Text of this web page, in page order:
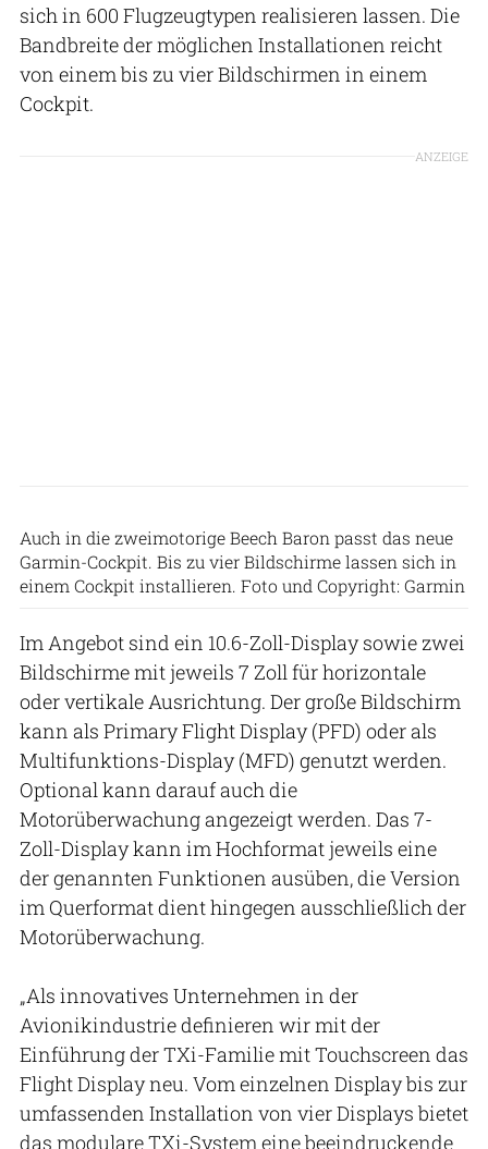
sich in 600 Flugzeugtypen realisieren lassen. Die
Bandbreite der möglichen Installationen reicht
von einem bis zu vier Bildschirmen in einem
Cockpit.
ANZEIGE
Auch in die zweimotorige Beech Baron passt das neue
Garmin-Cockpit. Bis zu vier Bildschirme lassen sich in
einem Cockpit installieren. Foto und Copyright: Garmin
Im Angebot sind ein 10.6-Zoll-Display sowie zwei
Bildschirme mit jeweils 7 Zoll für horizontale
oder vertikale Ausrichtung. Der große Bildschirm
kann als Primary Flight Display (PFD) oder als
Multifunktions-Display (MFD) genutzt werden.
Optional kann darauf auch die
Motorüberwachung angezeigt werden. Das 7-
Zoll-Display kann im Hochformat jeweils eine
der genannten Funktionen ausüben, die Version
im Querformat dient hingegen ausschließlich der
Motorüberwachung.
„Als innovatives Unternehmen in der
Avionikindustrie definieren wir mit der
Einführung der TXi-Familie mit Touchscreen das
Flight Display neu. Vom einzelnen Display bis zur
umfassenden Installation von vier Displays bietet
das modulare TXi-System eine beeindruckende